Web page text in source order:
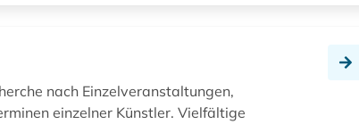
nach Einzelveranstaltungen,
einzelner Künstler. Vielfältige